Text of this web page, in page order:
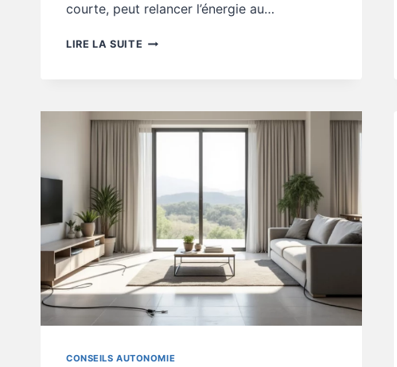
courte, peut relancer l’énergie au…
LIRE LA SUITE CONSEILS
BOUGER
D’ÉNERGIE
CONSEILS AUTONOMIE